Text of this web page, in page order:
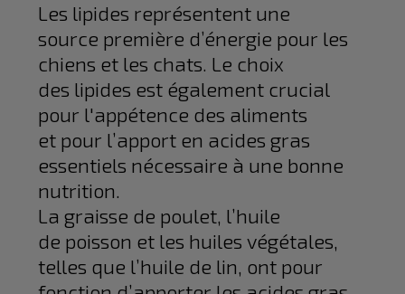
Les lipides représentent une
source première d’énergie pour les
chiens et les chats. Le choix
des lipides est également crucial
pour l'appétence des aliments
et pour l’apport en acides gras
essentiels nécessaire à une bonne
nutrition.
La graisse de poulet, l’huile
de poisson et les huiles végétales,
telles que l’huile de lin, ont pour